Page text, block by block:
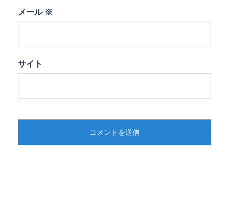
メール ※
サイト